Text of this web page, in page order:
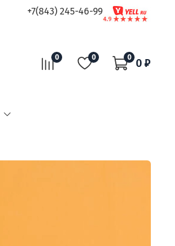
+7(843) 245-46-99
0 0 0 0 ₽